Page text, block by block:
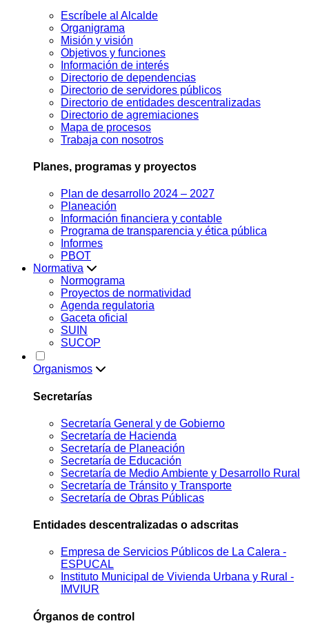
Escríbele al Alcalde
Organigrama
Misión y visión
Objetivos y funciones
Información de interés
Directorio de dependencias
Directorio de servidores públicos
Directorio de entidades descentralizadas
Directorio de agremiaciones
Mapa de procesos
Trabaja con nosotros
Planes, programas y proyectos
Plan de desarrollo 2024 – 2027
Planeación
Información financiera y contable
Programa de transparencia y ética pública
Informes
PBOT
Normativa
Normograma
Proyectos de normatividad
Agenda regulatoria
Gaceta oficial
SUIN
SUCOP
Organismos
Secretarías
Secretaría General y de Gobierno
Secretaría de Hacienda
Secretaría de Planeación
Secretaría de Educación
Secretaría de Medio Ambiente y Desarrollo Rural
Secretaría de Tránsito y Transporte
Secretaría de Obras Públicas
Entidades descentralizadas o adscritas
Empresa de Servicios Públicos de La Calera -
ESPUCAL
Instituto Municipal de Vivienda Urbana y Rural -
IMVIUR
Órganos de control